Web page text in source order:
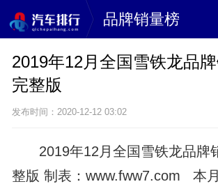
品牌销量榜
2019年12月全国雪铁龙品
完整版
发布时间：2020-12-12 03:02
2019年12月全国雪铁龙品牌
整版 制表：www.fww7.com 本